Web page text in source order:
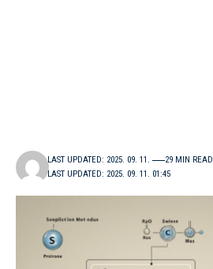
LAST UPDATED: 2025. 09. 11. 01:45
LAST UPDATED: 2025. 09. 11. 29 MIN READ